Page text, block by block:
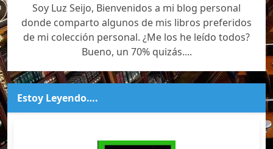
Soy Luz Seijo, Bienvenidos a mi blog personal
donde comparto algunos de mis libros preferidos
de mi colección personal. ¿Me los he leído todos?
Bueno, un 70% quizás....
Estoy Leyendo….